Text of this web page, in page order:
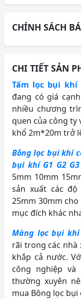
CHÍNH SÁCH
CHI TIẾT SẢN
Tấm lọc bụi khí
đang có giá
nhiều chương
quen của công ty
khổ 2m*20m trở
Bông lọc bụi khí
bụi khí G1 G2
5mm 10mm
sản xuất các
25mm 30mm
mục đích khác
Màng lọc bụi
rãi trong các
khắp cả nước.
công nghiệp
thường xuyên
mua Bông lọc